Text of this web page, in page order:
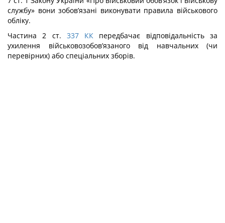
службу» вони зобов’язані виконувати правила військового
обліку.
Частина 2 ст. 337 КК передбачає відповідальність за
ухилення військовозобо­в’язаного від навчальних (чи
перевірних) або спеціальних зборів.